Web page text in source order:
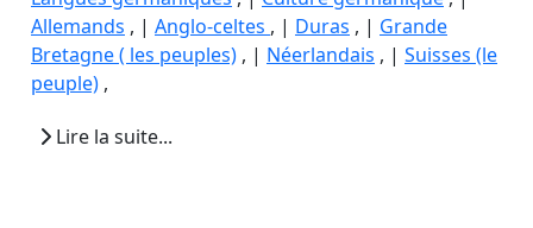
Allemands , | Anglo-celtes , | Duras , | Grande
Bretagne ( les peuples) , | Néerlandais , | Suisses (le
peuple) ,
Lire la suite...